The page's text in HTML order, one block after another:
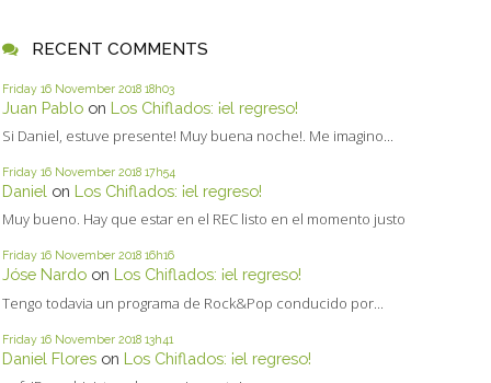
RECENT COMMENTS
Friday 16 November 2018 18h03
Juan Pablo on Los Chiflados: ¡el regreso!
Si Daniel, estuve presente! Muy buena noche!. Me imagino...
Friday 16 November 2018 17h54
Daniel on Los Chiflados: ¡el regreso!
Muy bueno. Hay que estar en el REC listo en el momento justo
Friday 16 November 2018 16h16
Jóse Nardo on Los Chiflados: ¡el regreso!
Tengo todavia un programa de Rock&Pop conducido por...
Friday 16 November 2018 13h41
Daniel Flores on Los Chiflados: ¡el regreso!